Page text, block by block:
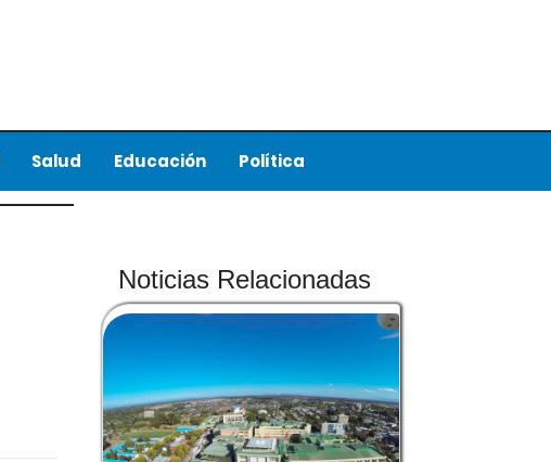
Salud Educación Política
Noticias Relacionadas